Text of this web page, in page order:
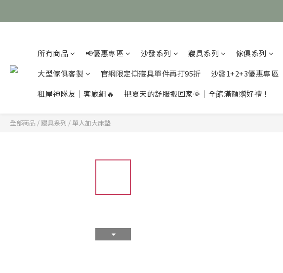
所有商品 📢優惠專區 沙發系列 寢具系列 傢俱系列
大型傢俱客製
官網限定💥寢具單件再打95折 沙發1+2+3優惠專區
租屋神隊友｜客廳組🔥
把夏天的舒服搬回家🌞｜全館滿額贈好禮！
全部商品 / 寢具系列 / 單人加大床墊